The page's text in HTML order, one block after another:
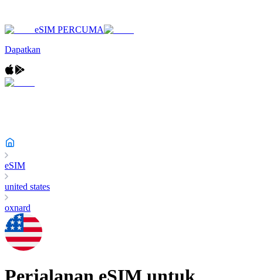
eSIM PERCUMA
Dapatkan
eSIM
united states
oxnard